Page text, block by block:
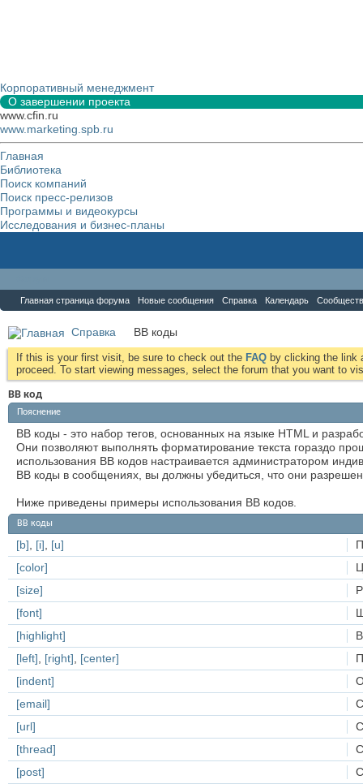
Корпоративный менеджмент
О завершении проекта
www.cfin.ru
www.marketing.spb.ru
Главная
Библиотека
Поиск компаний
Поиск пресс-релизов
Программы и видеокурсы
Исследования и бизнес-планы
Главная страница форума Новые сообщения Справка Календарь
Справка BB коды
If this is your first visit, be sure to check out the FAQ by clicking the link
proceed. To start viewing messages, select the forum that you want to
BB код
Пояснение
BB коды - это набор тегов, основанных на языке HTML и
Они позволяют выполнять форматирование текста гораздо
использования BB кодов настраивается администратором
BB коды в сообщениях, вы должны убедиться, что они
Ниже приведены примеры использования BB кодов.
BB коды
[b] [i]
[u]
[color]
[size]
[font]
[highlight]
[left] [right]
[center]
[indent]
[email]
[url]
[thread]
[post]